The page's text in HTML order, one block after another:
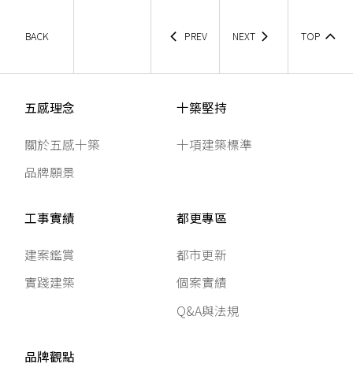
BACK PREV NEXT TOP
五感理念
關於五感十築
品牌願景
十築堅持
十項建築標準
工事實績
建案鑑賞
實踐建築
都更專區
都市更新
個案實績
Q&A與法規
品牌觀點